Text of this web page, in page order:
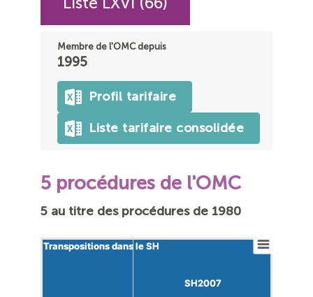
Membre de l'OMC depuis
1995
Profil tarifaire
Liste tarifaire consolidée
5 procédures de l'OMC
5 au titre des procédures de 1980
Transpositions dans le SH
Transpositions dans le SH
SH2007
SH2007